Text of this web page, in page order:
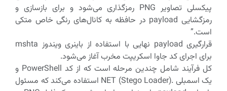
پیکسلی تصاویر PNG رمزگذاری می‌شود و برای بازسازی و
رمزگشایی payload در حافظه به کانال‌های رنگی خاص متکی
است.”
قرارگیری payload نهایی با استفاده از باینری ویندوز mshta
برای اجرای کد جاوا اسکریپت مخرب آغاز می‌شود.
کل فرآیند شامل چندین مرحله است که از کد PowerShell و
یک اسمبلی .NET (Stego Loader) استفاده می‌کند که مسئول